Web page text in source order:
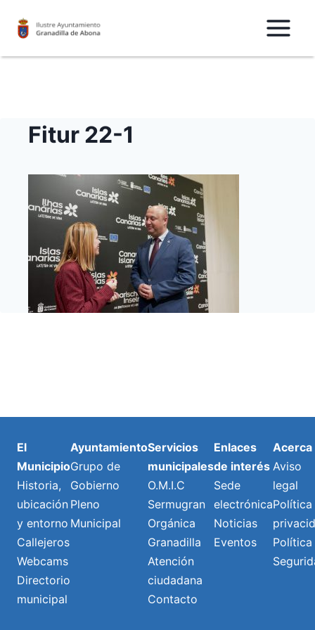
Fitur 22-1
El
Municipio
Historia,
ubicación
y entorno
Callejeros
Webcams
Directorio
municipal
Ayuntamiento
Grupo de
Gobierno
Pleno
Municipal
Servicios
municipales
O.M.I.C
Sermugran
Orgánica
Granadilla
Atención
ciudadana
Contacto
Enlaces
de interés
Sede
electrónica
Noticias
Eventos
Acerca
Aviso
legal
Política
Política